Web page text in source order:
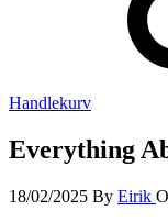
Handlekurv
Everything
18/02/2025 By Eirik